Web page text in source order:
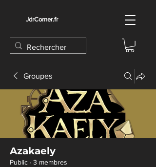
JdrCorner.fr
Groupes
Azakaely
Public · 3 membres